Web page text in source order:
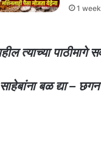
1
त्याच्या पाठीमागे
साहेबांना बळ द्या –